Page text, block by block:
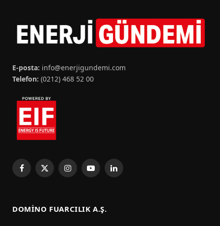
E-posta: info@enerjigundemi.com
Telefon: (0212) 468 52 00
Facebook
X
InstagramYouTubeLinkedIn
DOMINO FUARCILIK A.Ş.